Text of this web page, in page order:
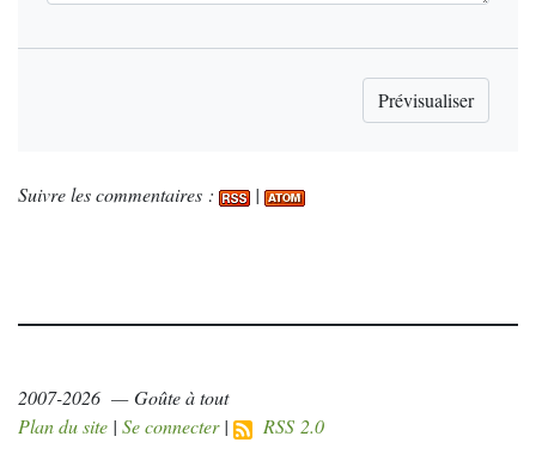
Suivre les commentaires : |
2007-2026 — Goûte à tout
Plan du site | Se connecter| RSS 2.0